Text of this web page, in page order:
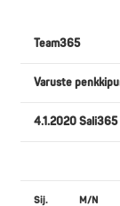
Team365
Varuste
4.1.2020
Sij. M/N